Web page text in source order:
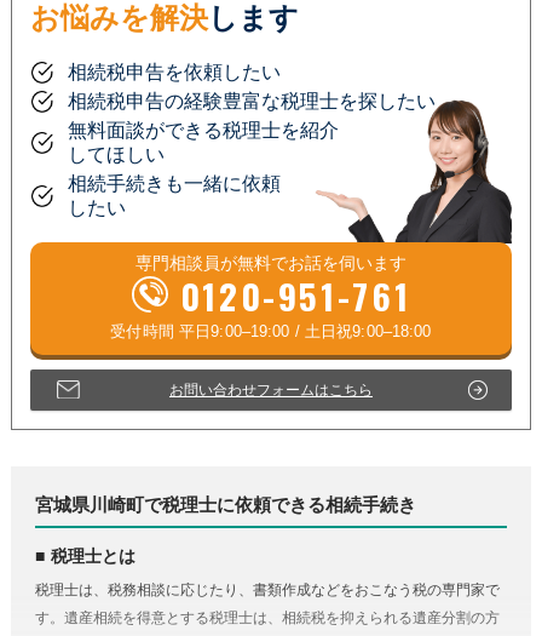
お悩みを解決します
相続税申告を依頼したい
相続税申告の経験豊富な税理士を探したい
無料面談ができる税理士を紹介
してほしい
相続手続きも一緒に依頼
したい
専門相談員が無料でお話を伺います
0120-951-761
お問い合わせフォームはこちら
宮城県川崎町で税理士に依頼できる相続手続き
税理士とは
税理士は、税務相談に応じたり、書類作成などをおこなう税の専門家で
す。遺産相続を得意とする税理士は、相続税を抑えられる遺産分割の方